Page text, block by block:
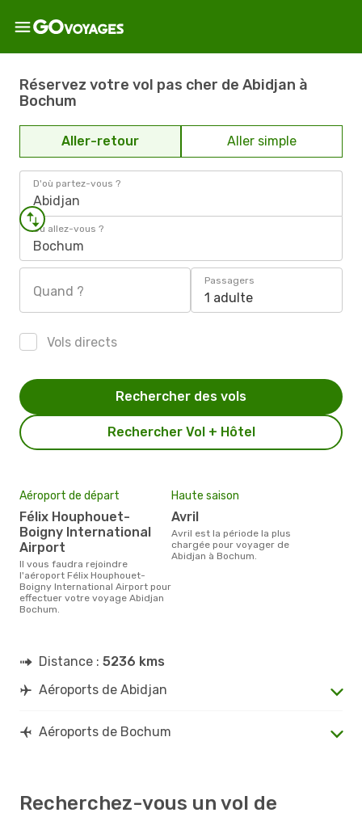
Réservez votre vol pas cher de Abidjan à
Bochum
Aller-retour Aller simple
D'où partez-vous ?
Abidjan
Où allez-vous ?
Bochum
Quand ?
Passagers
1 adulte
Vols directs
Rechercher Vol + Hôtel
Rechercher des vols
Aéroport de départ
Félix Houphouet-
Boigny International
Airport
Il vous faudra rejoindre
l'aéroport Félix Houphouet-
Boigny International Airport pour
effectuer votre voyage Abidjan
Bochum.
Haute saison
avril
avril est la période la plus
chargée pour voyager de
Abidjan à Bochum.
Distance : 5236 kms
Aéroports de Abidjan
Aéroports de Bochum
Recherchez-vous un vol de